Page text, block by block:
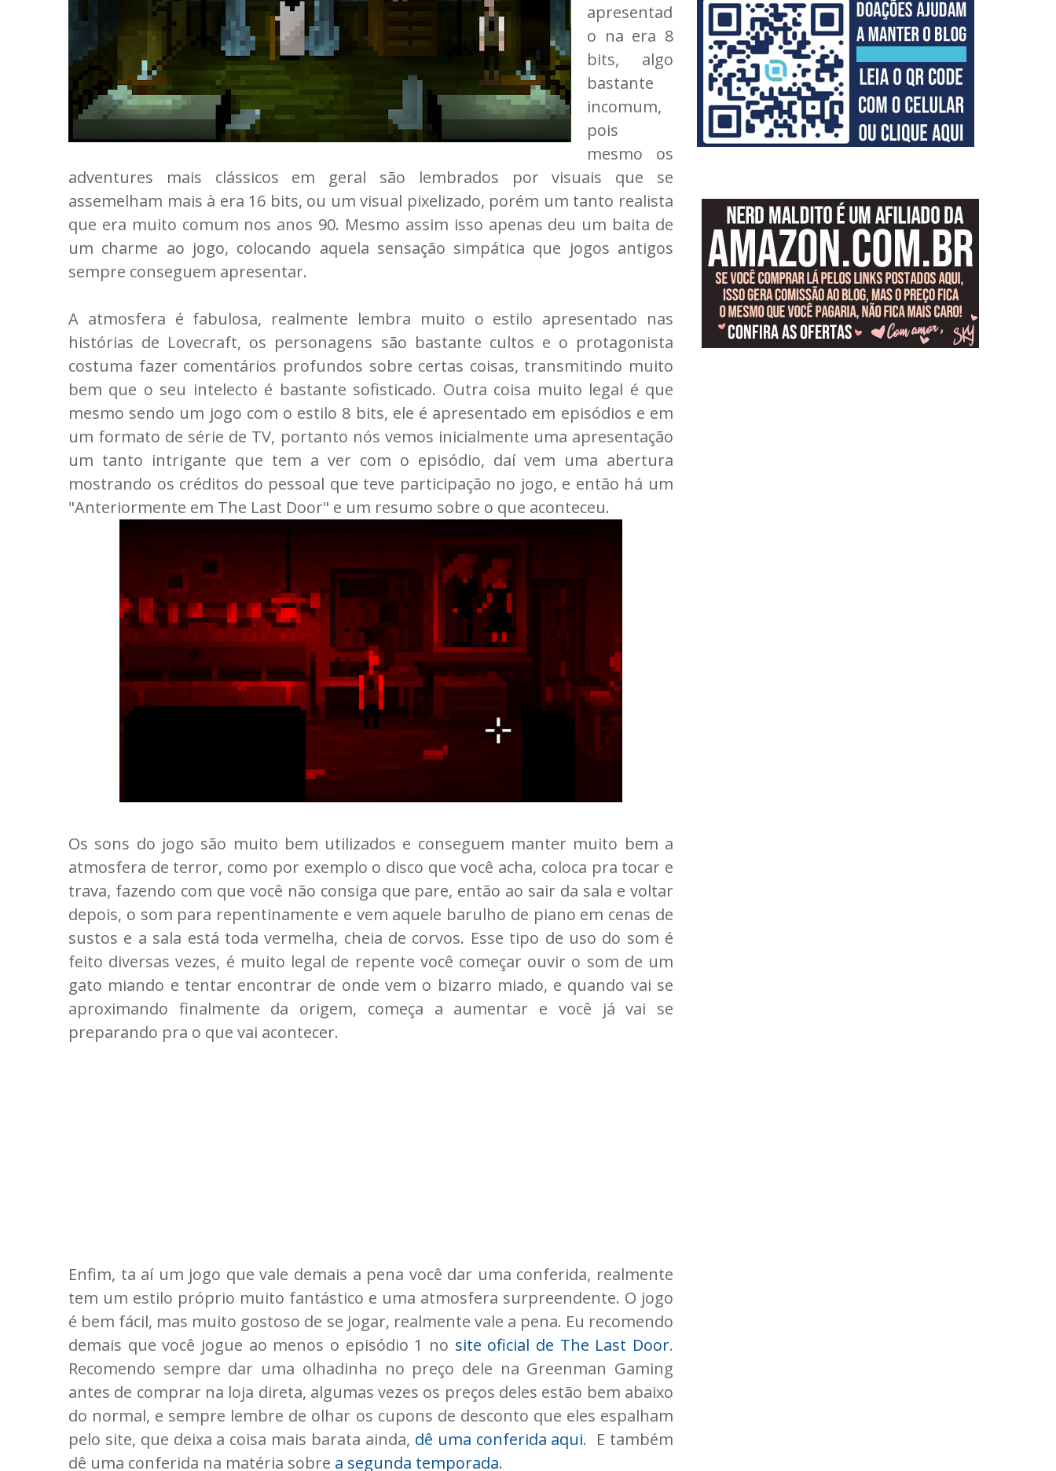
apresentad
o na era 8
bits, algo
bastante
incomum,
pois
mesmo os
adventures mais clássicos em geral são lembrados por visuais que se
assemelham mais à era 16 bits, ou um visual pixelizado, porém um tanto realista
que era muito comum nos anos 90. Mesmo assim isso apenas deu um baita de
um charme ao jogo, colocando aquela sensação simpática que jogos antigos
sempre conseguem apresentar.
A atmosfera é fabulosa, realmente lembra muito o estilo apresentado nas
histórias de Lovecraft, os personagens são bastante cultos e o protagonista
costuma fazer comentários profundos sobre certas coisas, transmitindo muito
bem que o seu intelecto é bastante sofisticado. Outra coisa muito legal é que
mesmo sendo um jogo com o estilo 8 bits, ele é apresentado em episódios e em
um formato de série de TV, portanto nós vemos inicialmente uma apresentação
um tanto intrigante que tem a ver com o episódio, daí vem uma abertura
mostrando os créditos do pessoal que teve participação no jogo, e então há um
"Anteriormente em The Last Door" e um resumo sobre o que aconteceu.
Os sons do jogo são muito bem utilizados e conseguem manter muito bem a
atmosfera de terror, como por exemplo o disco que você acha, coloca pra tocar e
trava, fazendo com que você não consiga que pare, então ao sair da sala e voltar
depois, o som para repentinamente e vem aquele barulho de piano em cenas de
sustos e a sala está toda vermelha, cheia de corvos. Esse tipo de uso do som é
feito diversas vezes, é muito legal de repente você começar ouvir o som de um
gato miando e tentar encontrar de onde vem o bizarro miado, e quando vai se
aproximando finalmente da origem, começa a aumentar e você já vai se
preparando pra o que vai acontecer.
Enfim, ta aí um jogo que vale demais a pena você dar uma conferida, realmente
tem um estilo próprio muito fantástico e uma atmosfera surpreendente. O jogo
é bem fácil, mas muito gostoso de se jogar, realmente vale a pena. Eu recomendo
demais que você jogue ao menos o episódio 1 no site oficial de The Last Door.
Recomendo sempre dar uma olhadinha no preço dele na Greenman Gaming
antes de comprar na loja direta, algumas vezes os preços deles estão bem abaixo
do normal, e sempre lembre de olhar os cupons de desconto que eles espalham
pelo site, que deixa a coisa mais barata ainda, dê uma conferida aqui. E também
dê uma conferida na matéria sobre a segunda temporada.